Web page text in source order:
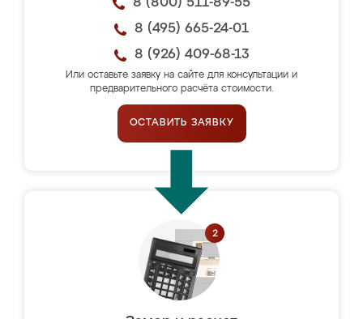
8 (800) 511-89-55
8 (495) 665-24-01
8 (926) 409-68-13
Или оставьте заявку на сайте для консультации и
предварительного расчёта стоимости.
ОСТАВИТЬ ЗАЯВКУ